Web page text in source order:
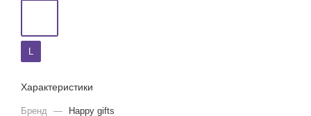
L
Характеристики
Бренд —
Happy gifts